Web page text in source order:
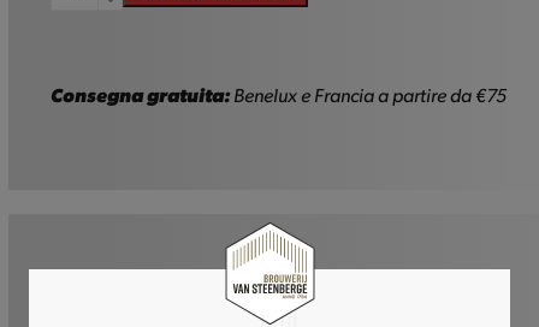
Consegna gratuita:Benelux e Francia a partire da €75